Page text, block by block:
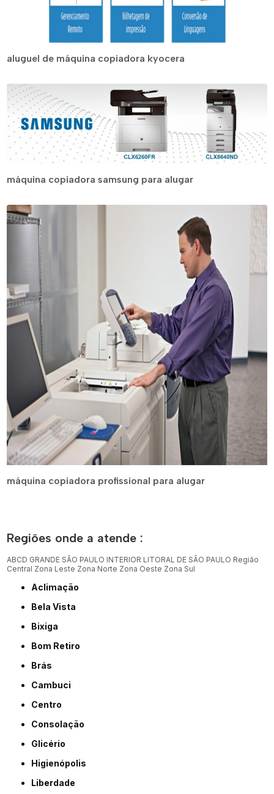
aluguel de máquina copiadora kyocera
máquina copiadora samsung para alugar
máquina copiadora profissional para alugar
Regiões onde a atende :
ABCD GRANDE SÃO PAULO INTERIOR LITORAL DE SÃO PAULO Região
Central Zona Leste Zona Norte Zona Oeste Zona Sul
Aclimação
Bela Vista
Bixiga
Bom Retiro
Brás
Cambuci
Centro
Consolação
Glicério
Higienópolis
Liberdade